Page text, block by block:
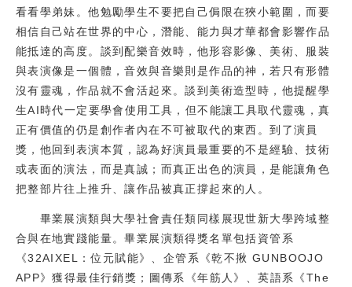
看看學弟妹。他勉勵學生不要把自己侷限在狹小範圍，而要
相信自己站在世界的中心，潛能、能力與才華都會影響作品
能抵達的高度。談到配樂音效時，他形容影像、美術、服裝
與表演像是一個體，音效與音樂則是作品的神，若只有形體
沒有靈魂，作品就不會活起來。談到美術造型時，他提醒學
生AI時代一定要學會使用工具，但不能讓工具取代靈魂，真
正有價值的仍是創作者內在不可被取代的東西。到了演員
獎，他回到表演本質，認為好演員最重要的不是經驗、技術
或表面的演法，而是真誠；而真正出色的演員，是能讓角色
把整部片往上推升、讓作品被真正撐起來的人。
畢業展演類與大學社會責任類同樣展現世新大學跨域整
合與在地實踐能量。畢業展演類得獎名單包括資管系
《32AIXEL：位元賦能》、企管系《乾不揪 GUNBOOJO
APP》獲得最佳行銷獎；圖傳系《年筋人》、英語系《The